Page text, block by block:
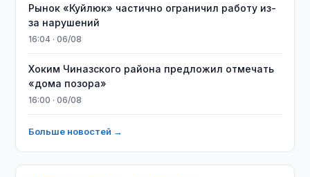
Рынок «Куйлюк» частично ограничил работу из-
за нарушений
16:04 · 06/08
Хоким Чиназского района предложил отмечать
«дома позора»
16:00 · 06/08
Больше новостей →